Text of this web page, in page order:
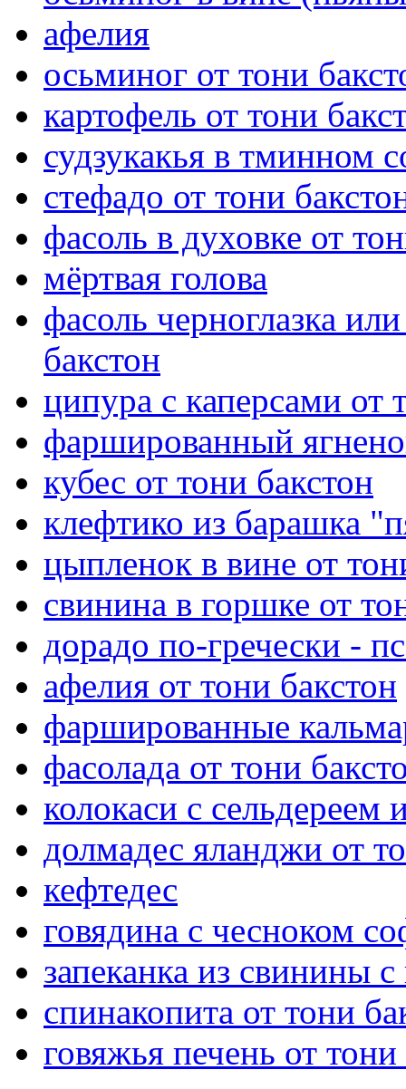
афелия
осьминог от тони
картофель от тони
судзукакья в тминном
стефадо от тони
фасоль в духовке от
мёртвая голова
фасоль черноглазка
бакстон
ципура с каперсами от
фаршированный
кубес от тони бакстон
клефтико из барашка
цыпленок в вине от
свинина в горшке от
дорадо по-гречески -
афелия от тони бакстон
фаршированные
фасолада от тони
колокаси с
долмадес яланджи от
кефтедес
говядина с чесноком
запеканка из свинины
спинакопита от тони
говяжья печень от тони